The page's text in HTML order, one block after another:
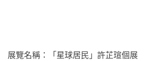
展覽名稱：「星球居民」許芷瑄個展